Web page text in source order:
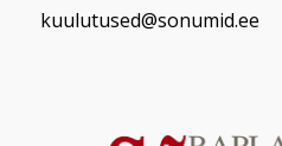
kuulutused@sonumid.ee